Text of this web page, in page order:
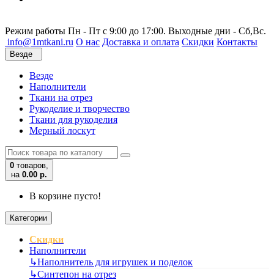
Режим работы Пн - Пт с 9:00 до 17:00. Выходные дни - Сб,Вс.
info@1mtkani.ru О нас Доставка и оплата Скидки Контакты
Везде
Везде
Наполнители
Ткани на отрез
Рукоделие и творчество
Ткани для рукоделия
Мерный лоскут
0 товаров,
на 0.00 р.
В корзине пусто!
Категории
Скидки
Наполнители
↳Наполнитель для игрушек и поделок
↳Синтепон на отрез